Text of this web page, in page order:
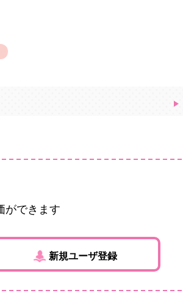
ができます
新規ユーザ登録